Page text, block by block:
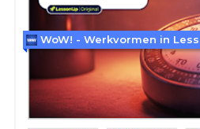
WoW! - Werkvormen in